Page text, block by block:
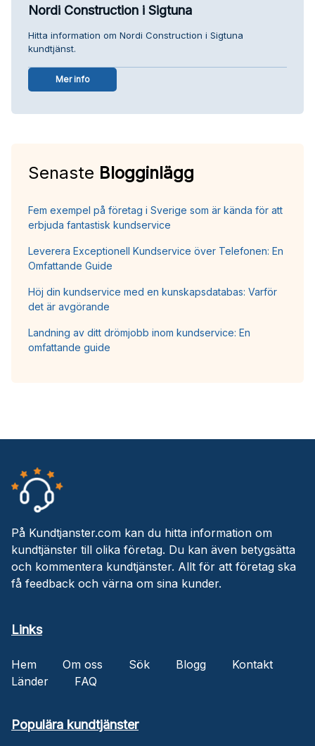
Nordi Construction i Sigtuna
Hitta information om Nordi Construction i Sigtuna
kundtjänst.
Mer info
Senaste Blogginlägg
Fem exempel på företag i Sverige som är kända för att
erbjuda fantastisk kundservice
Leverera Exceptionell Kundservice över Telefonen: En
Omfattande Guide
Höj din kundservice med en kunskapsdatabas: Varför
det är avgörande
Landning av ditt drömjobb inom kundservice: En
omfattande guide
På Kundtjanster.com kan du hitta information om
kundtjänster till olika företag. Du kan även betygsätta
och kommentera kundtjänster. Allt för att företag ska
få feedback och värna om sina kunder.
Links
Hem Om oss Sök Blogg
Kontakt
Länder
FAQ
Populära kundtjänster